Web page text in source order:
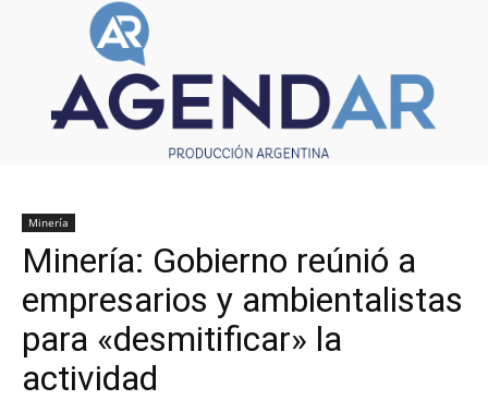
Minería
Minería: Gobierno reúnió a
empresarios y ambientalistas
para «desmitificar» la
actividad